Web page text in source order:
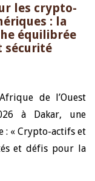
les crypto-
: la
équilibrée
sécurité
de l’Ouest
à Dakar, une
: « Crypto-actifs et
et défis pour la